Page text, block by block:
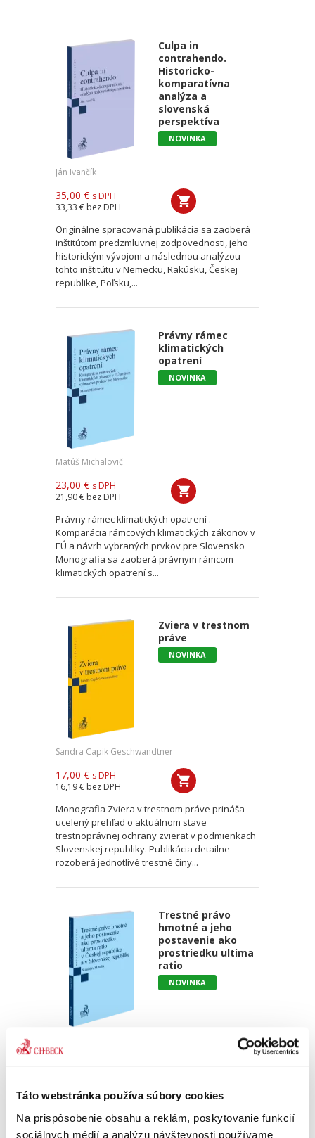
Táto webstránka používa súbory cookies
Na prispôsobenie obsahu a reklám, poskytovanie funkcií
sociálnych médií a analýzu návštevnosti používame
Culpa in
contrahendo.
Historicko-
komparatívna
analýza a
slovenská
perspektíva
NOVINKA
Ján Ivančík
35,00 € s DPH
33,33 € bez DPH
Originálne spracovaná publikácia sa zaoberá
inštitútom predzmluvnej zodpovednosti, jeho
historickým vývojom a následnou analýzou
tohto inštitútu v Nemecku, Rakúsku, Českej
republike, Poľsku,...
Právny rámec
klimatických
opatrení
NOVINKA
Matúš Michalovič
23,00 € s DPH
21,90 € bez DPH
Právny rámec klimatických opatrení .
Komparácia rámcových klimatických zákonov v
EÚ a návrh vybraných prvkov pre Slovensko
Monografia sa zaoberá právnym rámcom
klimatických opatrení s...
Zviera v trestnom
práve
NOVINKA
Sandra Capik Geschwandtner
17,00 € s DPH
16,19 € bez DPH
Monografia Zviera v trestnom práve prináša
ucelený prehľad o aktuálnom stave
trestnoprávnej ochrany zvierat v podmienkach
Slovenskej republiky. Publikácia detailne
rozoberá jednotlivé trestné činy...
Trestné právo
hmotné a jeho
postavenie ako
prostriedku ultima
ratio
NOVINKA
32,00 € s DPH
Predkladaná monografia sa venuje jednej zo
základných, no zároveň trvalo aktuálnych
otázok trestného práva hmotného, a to